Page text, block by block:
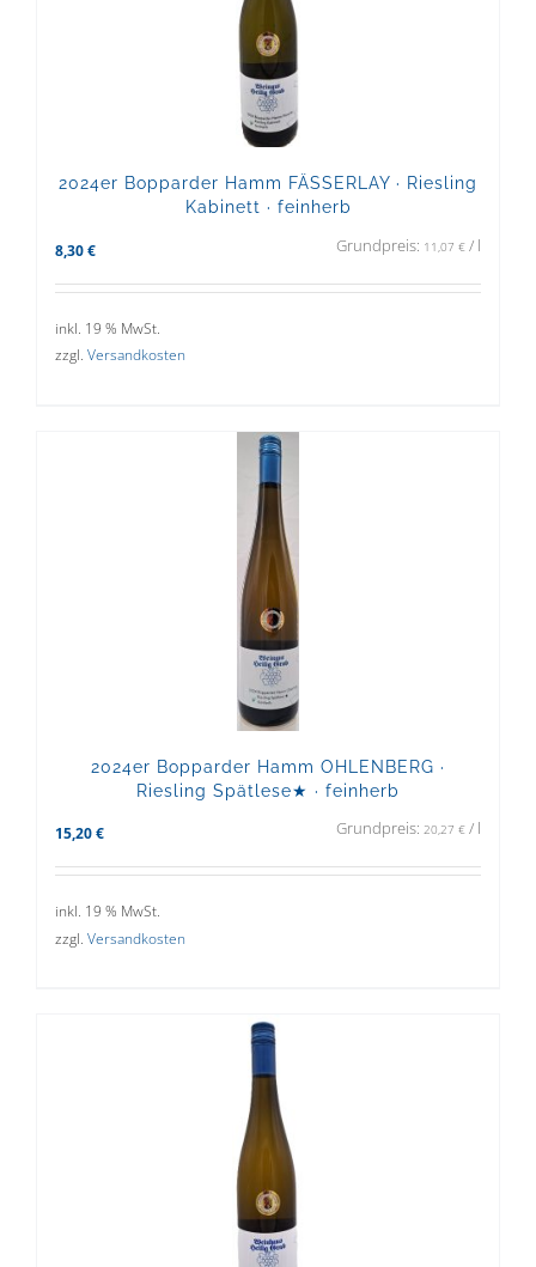
2024er Bopparder Hamm FÄSSERLAY · Riesling
Kabinett · feinherb
8,30 € Grundpreis: 11,07 € / l
inkl. 19 % MwSt.
zzgl. Versandkosten
2024er Bopparder Hamm OHLENBERG ·
Riesling Spätlese★ · feinherb
15,20 € Grundpreis: 20,27 € / l
inkl. 19 % MwSt.
zzgl. Versandkosten